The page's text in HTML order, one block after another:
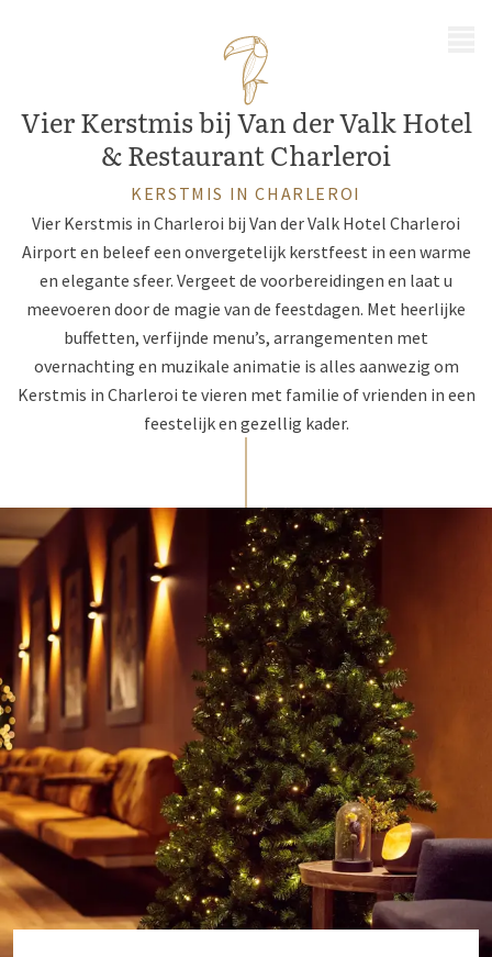
Vier Kerstmis bij Van der Valk Hotel
& Restaurant Charleroi
KERSTMIS IN CHARLEROI
Vier Kerstmis in Charleroi bij Van der Valk Hotel Charleroi
Airport en beleef een onvergetelijk kerstfeest in een warme
en elegante sfeer. Vergeet de voorbereidingen en laat u
meevoeren door de magie van de feestdagen. Met heerlijke
buffetten, verfijnde menu’s, arrangementen met
overnachting en muzikale animatie is alles aanwezig om
Kerstmis in Charleroi te vieren met familie of vrienden in een
feestelijk en gezellig kader.